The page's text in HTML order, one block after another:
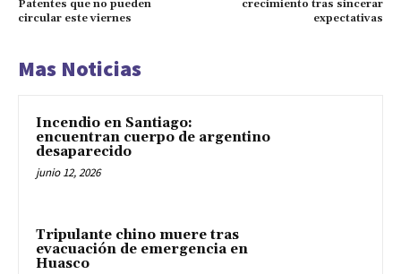
Patentes que no pueden
circular este viernes
crecimiento tras sincerar
expectativas
Mas Noticias
Incendio en Santiago:
encuentran cuerpo de argentino
desaparecido
junio 12, 2026
Tripulante chino muere tras
evacuación de emergencia en
Huasco